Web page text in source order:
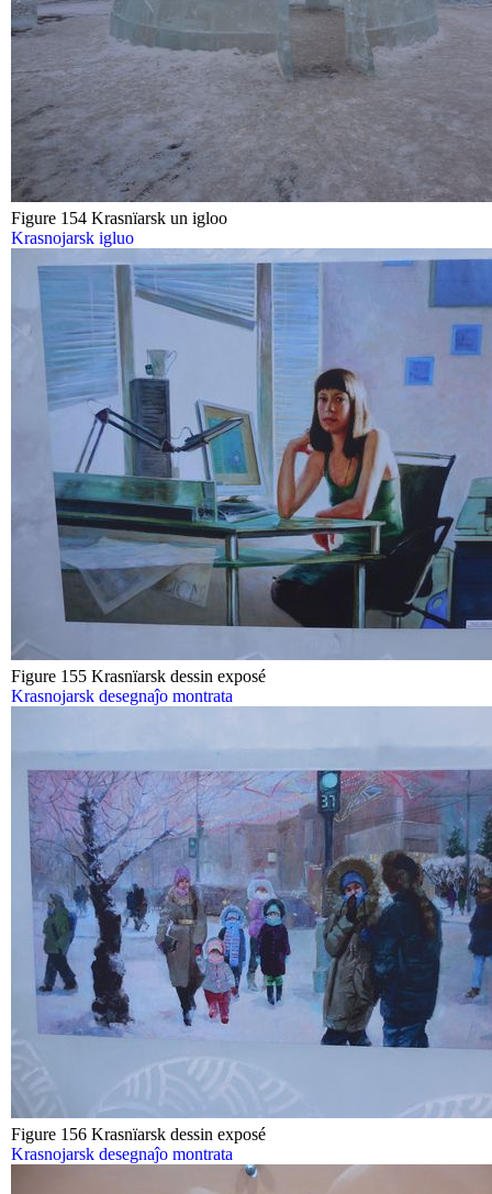
Figure 154 Krasnïarsk un igloo
Krasnojarsk igluo
Figure 155 Krasnïarsk dessin exposé
Krasnojarsk desegnaĵo montrata
Figure 156 Krasnïarsk dessin exposé
Krasnojarsk desegnaĵo montrata